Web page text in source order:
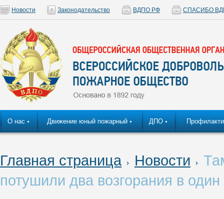
Новости Законодательство ВДПО РФ СПАСИБО
О нас ▼ Движение юный пожарный ▼ ДПО ▼
Главная страница Новости
потушили два возгорания в